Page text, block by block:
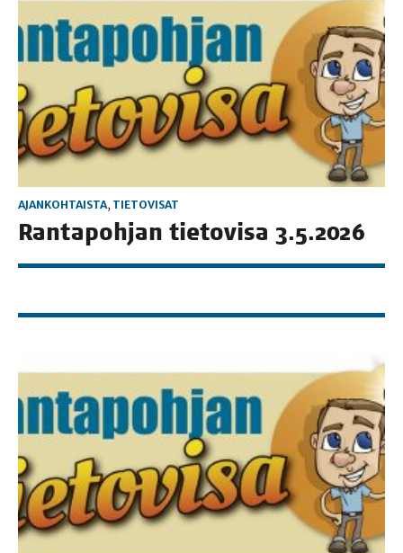
AJANKOHTAISTA, TIETOVISAT
Ran­ta­poh­jan tie­to­vi­sa 3.5.2026